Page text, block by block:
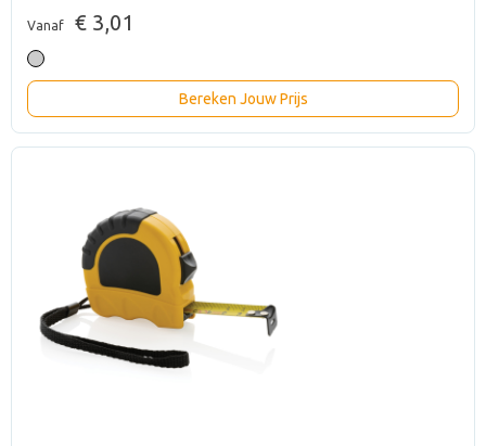
Vanaf € 3,01
Bereken Jouw Prijs